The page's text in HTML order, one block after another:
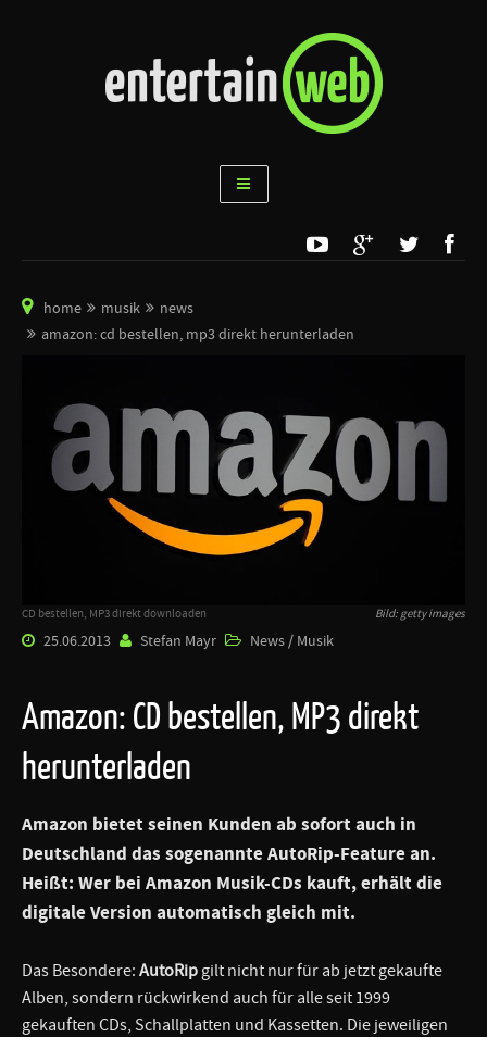
home musik
news
amazon: cd bestellen, mp3 direkt herunterladen
CD bestellen, MP3 direkt downloaden Bild: getty images
25.06.2013 Stefan Mayr News / Musik
Amazon: CD bestellen, MP3 direkt
herunterladen
Amazon bietet seinen Kunden ab sofort auch in
Deutschland das sogenannteAutoRip-Feature an.
Heißt: Wer bei Amazon Musik-CDs kauft, erhält die
digitale Version automatisch gleich mit.
Das Besondere: AutoRip gilt nicht nur für ab jetzt gekaufte
Alben, sondern rückwirkend auch für alle seit 1999
gekauften CDs, Schallplatten und Kassetten. Die jeweiligen